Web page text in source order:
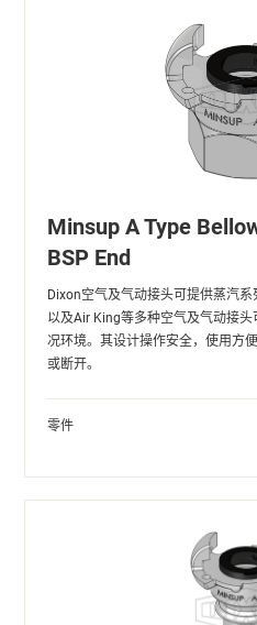
Minsup A Type
BSP End
Dixon空气及气动接头可提供蒸汽
以及Air King等多种空气及气动接
况环境。其设计操作安全，使用方
或断开。
零件